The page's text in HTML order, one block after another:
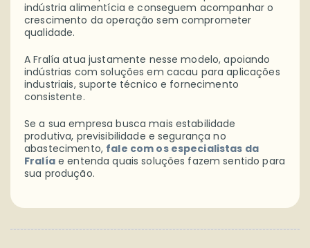
indústria alimentícia e conseguem acompanhar o
crescimento da operação sem comprometer
qualidade.
A Fralía atua justamente nesse modelo, apoiando
indústrias com soluções em cacau para aplicações
industriais, suporte técnico e fornecimento
consistente.
Se a sua empresa busca mais estabilidade
produtiva, previsibilidade e segurança no
abastecimento, fale com os especialistas da
Fralíae entenda quais soluções fazem sentido para
sua produção.